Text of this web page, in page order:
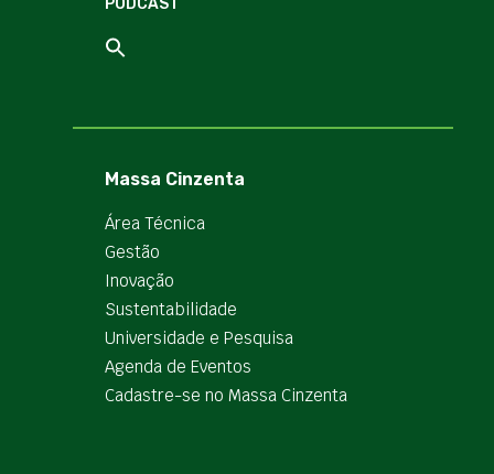
PODCAST
Massa Cinzenta
Área Técnica
Gestão
Inovação
Sustentabilidade
Universidade e Pesquisa
Agenda de Eventos
Cadastre-se no Massa Cinzenta